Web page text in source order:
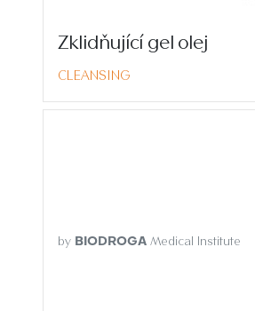
Zklidňující gel olej
CLEANSING
by BIODROGA Medical Institute